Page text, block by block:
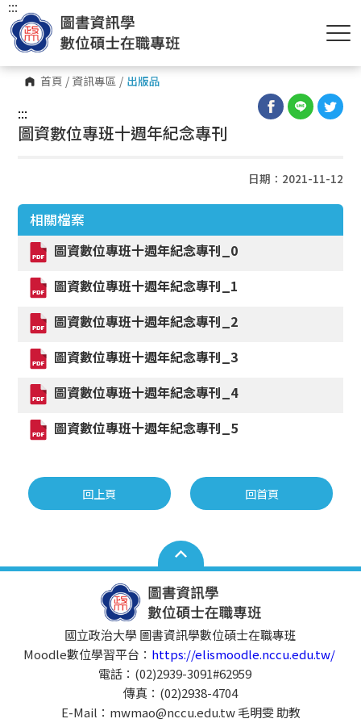
首頁 / 資訊專區 / 出版品
:::
:::
圖資數位專班十週年紀念專刊
日期：2021-11-12
相關檔案
圖資數位專班十週年紀念專刊_0
圖資數位專班十週年紀念專刊_1
圖資數位專班十週年紀念專刊_2
圖資數位專班十週年紀念專刊_3
圖資數位專班十週年紀念專刊_4
圖資數位專班十週年紀念專刊_5
回上頁 回首頁
國立政治大學 圖書資訊學數位碩士在職專班
Moodle數位學習平台： https://elismoodle.nccu.edu.tw/
電話：(02)2939-3091#62959
傳真：(02)2938-4704
E-Mail：mwmao@nccu.edu.tw 毛明雯 助教